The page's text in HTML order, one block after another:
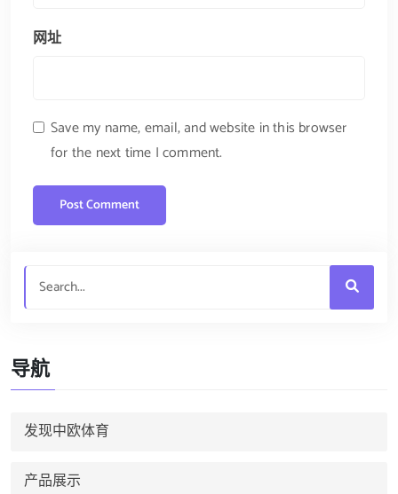
网址
Save my name, email, and website in this browser
for the next time I comment.
导航
发现中欧体育
产品展示